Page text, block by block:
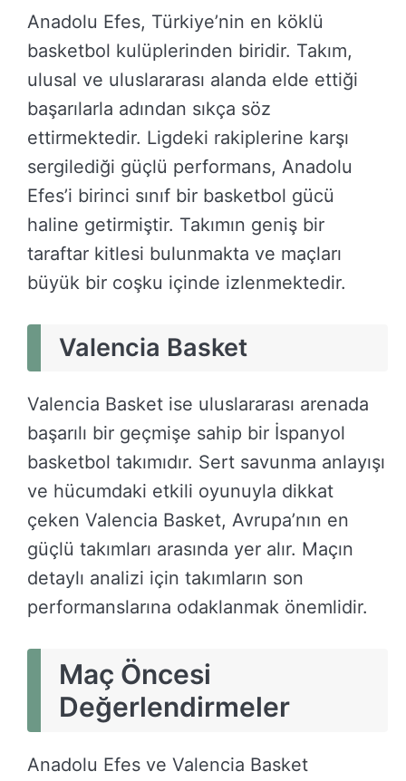
Anadolu Efes, Türkiye’nin en köklü
basketbol kulüplerinden biridir. Takım,
ulusal ve uluslararası alanda elde ettiği
başarılarla adından sıkça söz
ettirmektedir. Ligdeki rakiplerine karşı
sergilediği güçlü performans, Anadolu
Efes’i birinci sınıf bir basketbol gücü
haline getirmiştir. Takımın geniş bir
taraftar kitlesi bulunmakta ve maçları
büyük bir coşku içinde izlenmektedir.
Valencia Basket
Valencia Basket ise uluslararası arenada
başarılı bir geçmişe sahip bir İspanyol
basketbol takımıdır. Sert savunma anlayışı
ve hücumdaki etkili oyunuyla dikkat
çeken Valencia Basket, Avrupa’nın en
güçlü takımları arasında yer alır. Maçın
detaylı analizi için takımların son
performanslarına odaklanmak önemlidir.
Maç Öncesi
Değerlendirmeler
Anadolu Efes ve Valencia Basket